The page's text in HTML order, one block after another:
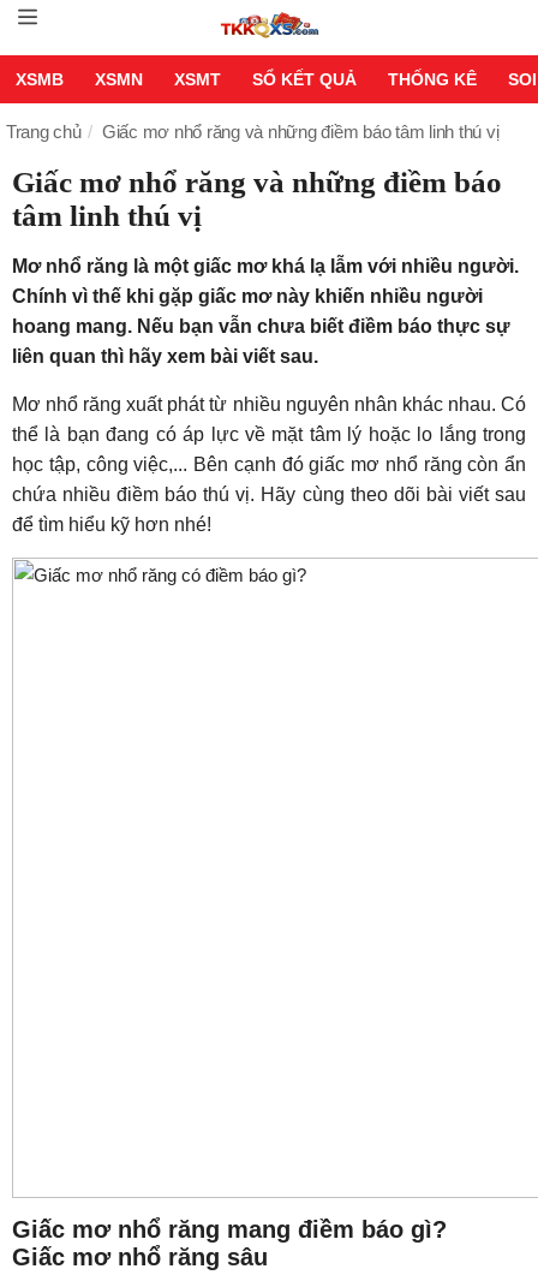
XSMB XSMN XSMT SỔ KẾT QUẢ THỐNG KÊ
Trang chủ Giấc mơ nhổ răng và những điềm báo tâm linh thú vị
Giấc mơ nhổ răng và những điềm báo
tâm linh thú vị
Mơ nhổ răng là một giấc mơ khá lạ lẫm với nhiều người.
Chính vì thế khi gặp giấc mơ này khiến nhiều người
hoang mang. Nếu bạn vẫn chưa biết điềm báo thực sự
liên quan thì hãy xem bài viết sau.
Mơ nhổ răng xuất phát từ nhiều nguyên nhân khác nhau. Có
thể là bạn đang có áp lực về mặt tâm lý hoặc lo lắng trong
học tập, công việc,... Bên cạnh đó giấc mơ nhổ răng còn ẩn
chứa nhiều điềm báo thú vị. Hãy cùng theo dõi bài viết sau
để tìm hiểu kỹ hơn nhé!
Giấc mơ nhổ răng mang điềm báo gì?
Giấc mơ nhổ răng sâu